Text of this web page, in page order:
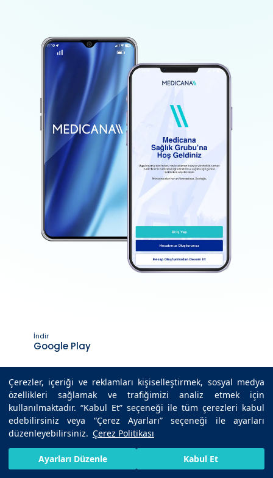
Çerezler, içeriği ve reklamları kişiselleştirmek, sosyal medya
özellikleri sağlamak ve trafiğimizi analiz etmek için
kullanılmaktadır. “Kabul Et” seçeneği ile tüm çerezleri kabul
edebilirsiniz veya “Çerez Ayarları” seçeneği ile ayarları
düzenleyebilirsiniz. Çerez Politikası
Ayarları Düzenle Kabul Et
İndir
Google Play
App Store
Son Güncelleme Tarihi : 15.10.2025 14:58
HIZLI RANDEVU AL BIZE ULAŞIN